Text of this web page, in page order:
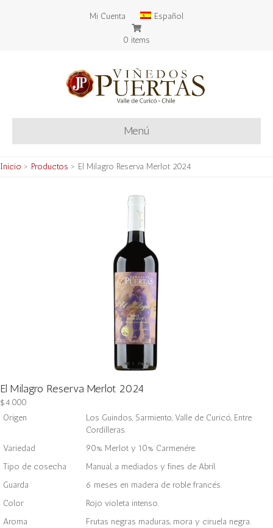
Mi Cuenta Español
0 items
Menú
Inicio > Productos > El Milagro Reserva Merlot 2024
El Milagro Reserva Merlot 2024
$4.000
Origen
Los Guindos, Sarmiento, Valle de Curicó, Entre
Cordilleras.
Variedad
90% Merlot y 10% Carmenére.
Tipo de cosecha
Manual, a mediados y fines de Abril.
Guarda
6 meses en madera de roble francés.
Color
Rojo violeta intenso.
Aroma
Frutas negras maduras, mora y ciruela negra.